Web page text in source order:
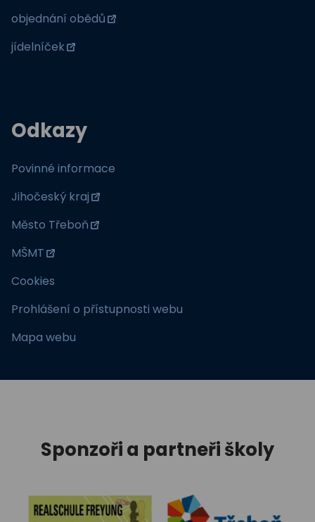
objednání obědů
jídelníček
Odkazy
Povinné informace
Jihočeský kraj
Město Třeboň
MŠMT
Cookies
Prohlášení o přístupnosti webu
Mapa webu
Sponzoři a partneři školy